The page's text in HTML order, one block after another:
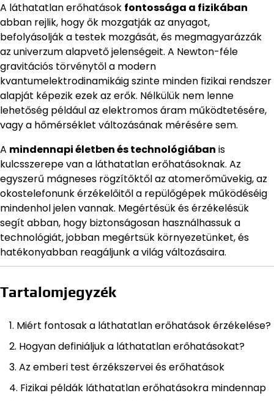
A láthatatlan erőhatások fontossága a fizikában
abban rejlik, hogy ők mozgatják az anyagot,
befolyásolják a testek mozgását, és megmagyarázzák
az univerzum alapvető jelenségeit. A Newton-féle
gravitációs törvénytől a modern
kvantumelektrodinamikáig szinte minden fizikai rendszer
alapját képezik ezek az erők. Nélkülük nem lenne
lehetőség például az elektromos áram működtetésére,
vagy a hőmérséklet változásának mérésére sem.
A mindennapi életben és technológiában is
kulcsszerepe van a láthatatlan erőhatásoknak. Az
egyszerű mágneses rögzítőktől az atomerőművekig, az
okostelefonunk érzékelőitől a repülőgépek működéséig
mindenhol jelen vannak. Megértésük és érzékelésük
segít abban, hogy biztonságosan használhassuk a
technológiát, jobban megértsük környezetünket, és
hatékonyabban reagáljunk a világ változásaira.
Tartalomjegyzék
Miért fontosak a láthatatlan erőhatások érzékelése?
Hogyan definiáljuk a láthatatlan erőhatásokat?
Az emberi test érzékszervei és erőhatások
Fizikai példák láthatatlan erőhatásokra mindennap